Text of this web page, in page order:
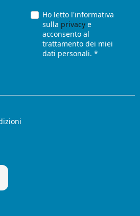
Ho letto l'informativa
sulla privacye
acconsento al
trattamento dei miei
dati personali. *